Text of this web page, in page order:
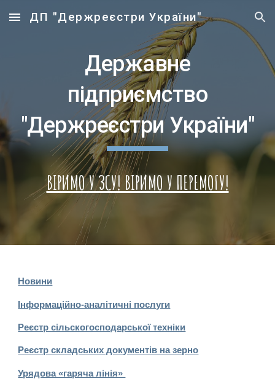
Skip to main content Skip to navigation
ДП "Держреєстри України"
Державне
підприємство
"Держреєстри України"
ВІРИМО У ЗСУ! ВІРИМО У ПЕРЕМОГУ!
Новини
Інформаційно-аналітичні послуги
Реєстр сільскогосподарської техніки
Реєстр складських документів на зерно
Урядова «гаряча лінія»